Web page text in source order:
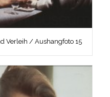
Verleih / Aushangfoto 15